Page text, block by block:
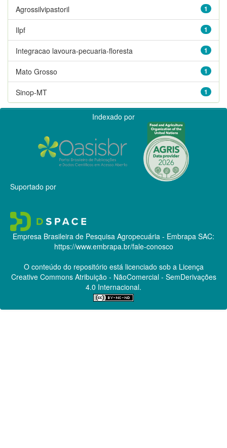
1
Agrossilvipastoril
1
Ilpf
1
Integracao lavoura-pecuaria-floresta
1
Mato Grosso
1
Sinop-MT
Indexado por
Suportado por
Empresa Brasileira de Pesquisa Agropecuária - Embrapa SAC:
https://www.embrapa.br/fale-conosco
O conteúdo do repositório está licenciado sob a Licença
Creative CommonsAtribuição - NãoComercial - SemDerivações
4.0 Internacional.